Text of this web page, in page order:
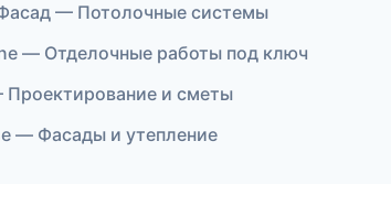
— Потолочные системы
— Отделочные работы под ключ
и сметы
— Фасады и утепление